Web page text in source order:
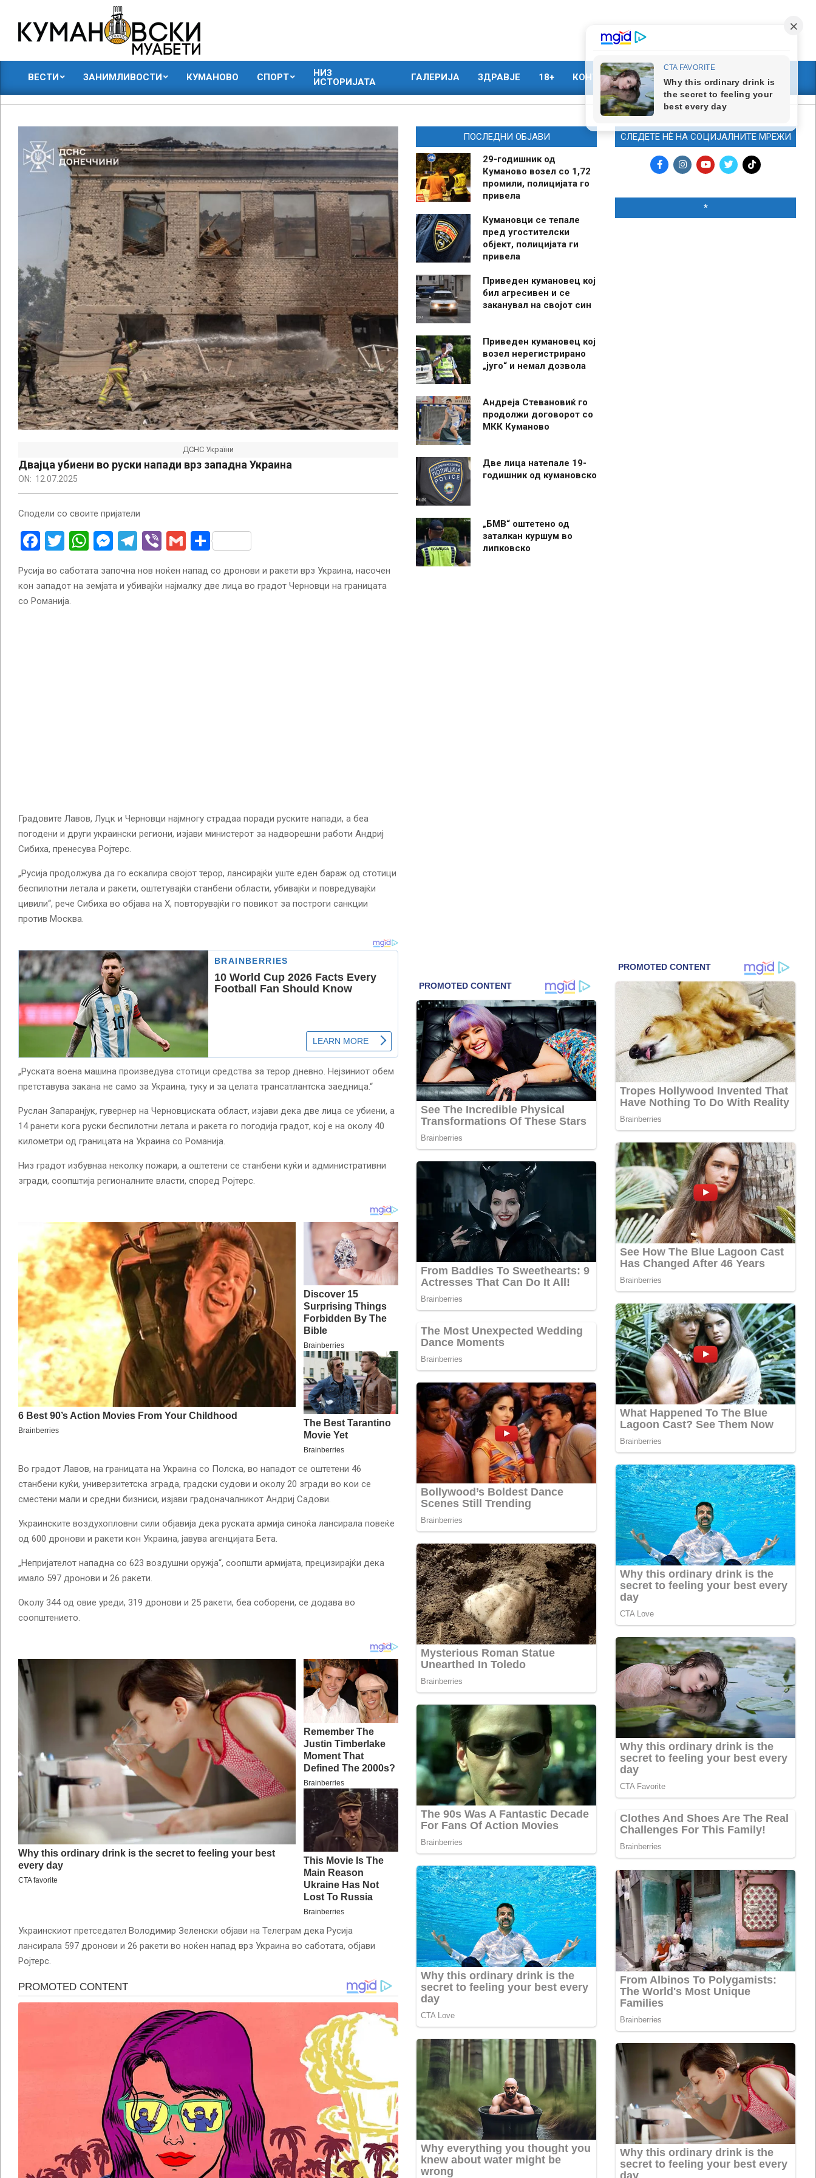
content
КУМАНОВСКИ
МУАБЕТИ
ВЕСТИ ЗАНИМЛИВОСТИ КУМАНОВО СПОРТ
НИЗ
ИСТОРИЈАТА
ГАЛЕРИЈА ЗДРАВЈЕ 18+ КОНТАКТ МАРКЕТИНГ
ДСНС України
Двајца убиени во руски напади врз западна Украина
ON: 12.07.2025
Сподели со своите пријатели
Facebook
Twitter
WhatsApp
Messenger
Telegram
ViberGmailShare
Русија во саботата започна нов ноќен напад со дронови и ракети врз Украина, насочен
кон западот на земјата и убивајќи најмалку две лица во градот Черновци на границата
со Романија.
Градовите Лавов, Луцк и Черновци најмногу страдаа поради руските напади, а беа
погодени и други украински региони, изјави министерот за надворешни работи Андриј
Сибиха, пренесува Ројтерс.
„Русија продолжува да го ескалира својот терор, лансирајќи уште еден бараж од стотици
беспилотни летала и ракети, оштетувајќи станбени области, убивајќи и повредувајќи
цивили“, рече Сибиха во објава на X, повторувајќи го повикот за построги санкции
против Москва.
„Руската воена машина произведува стотици средства за терор дневно. Нејзиниот обем
претставува закана не само за Украина, туку и за целата трансатлантска заедница.“
Руслан Запаранјук, гувернер на Черновциската област, изјави дека две лица се убиени, а
14 ранети кога руски беспилотни летала и ракета го погодија градот, кој е на околу 40
километри од границата на Украина со Романија.
Низ градот избувнаа неколку пожари, а оштетени се станбени куќи и административни
згради, соопштија регионалните власти, според Ројтерс.
Во градот Лавов, на границата на Украина со Полска, во нападот се оштетени 46
станбени куќи, универзитетска зграда, градски судови и околу 20 згради во кои се
сместени мали и средни бизниси, изјави градоначалникот Андриј Садови.
Украинските воздухопловни сили објавија дека руската армија синоќа лансирала повеќе
од 600 дронови и ракети кон Украина, јавува агенцијата Бета.
„Непријателот нападна со 623 воздушни оружја“, соопшти армијата, прецизирајќи дека
имало 597 дронови и 26 ракети.
Околу 344 од овие уреди, 319 дронови и 25 ракети, беа соборени, се додава во
соопштението.
Украинскиот претседател Володимир Зеленски објави на Телеграм дека Русија
лансирала 597 дронови и 26 ракети во ноќен напад врз Украина во саботата, објави
Ројтерс.
ПОСЛЕДНИ ОБЈАВИ
29-годишник од
Куманово возел со 1,72
промили, полицијата го
привела
Кумановци се тепале
пред угостителски
објект, полицијата ги
привела
Приведен кумановец кој
бил агресивен и се
заканувал на својот син
Приведен кумановец кој
возел нерегистрирано
„југо“ и немал дозвола
Андреја Стевановиќ го
продолжи договорот со
МКК Куманово
Две лица натепале 19-
годишник од кумановско
„БМВ“ оштетено од
заталкан куршум во
липковско
СЛЕДЕТЕ НЀ НА СОЦИЈАЛНИТЕ МРЕЖИ
*